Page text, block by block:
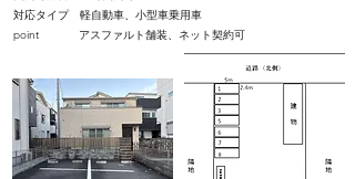
対応タイプ 軽自動車、小型車乗用車
point アスファルト舗装、ネット契約可